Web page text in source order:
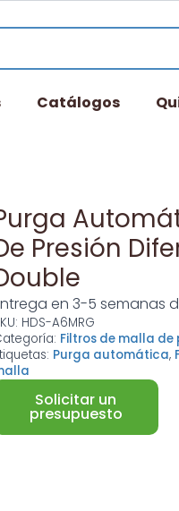
Catálogos
Presión
en 3-5 semanas
HDS-A6MRG
Filtros de malla
Purga automática,
Solicitar un
presupuesto